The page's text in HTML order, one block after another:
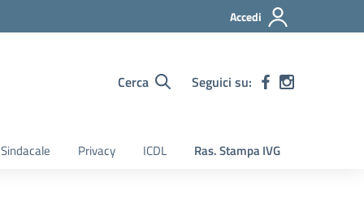
Accedi
Cerca Seguici su:
Privacy ICDL Ras. Stampa IVG